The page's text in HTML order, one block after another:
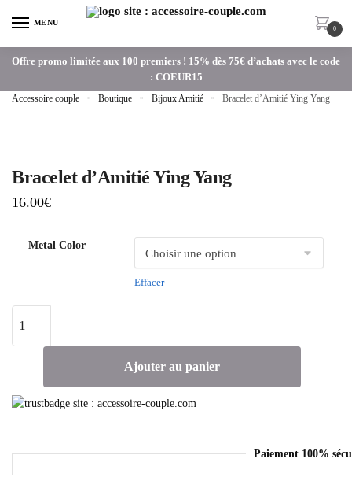
MENU
0
Offre promo limitée aux 100 premiers ! 15% dès 75€ d’achats avec le code
: COEUR15
Accessoire couple » Boutique » Bijoux Amitié » Bracelet d’Amitié Ying Yang
Bracelet d’Amitié Ying Yang
16.00€
Metal Color
Effacer
Ajouter au panier
Paiement 100%